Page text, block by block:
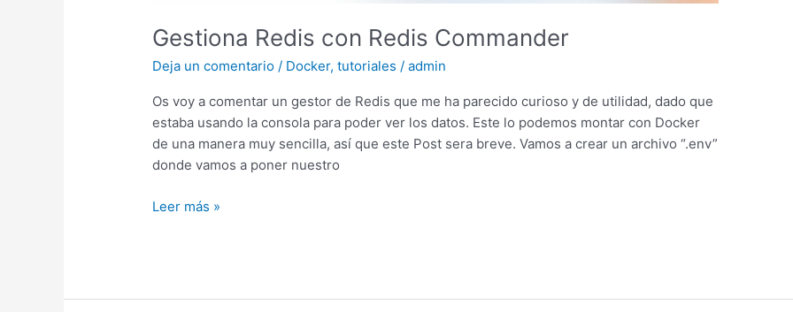
Gestiona Redis con Redis Commander
Deja un comentario / Docker,tutoriales /admin
Os voy a comentar un gestor de Redis que me ha parecido curioso y de utilidad, dado que
estaba usando la consola para poder ver los datos. Este lo podemos montar con Docker
de una manera muy sencilla, así que este Post sera breve. Vamos a crear un archivo “.env”
donde vamos a poner nuestro
Gestiona
Leer más »